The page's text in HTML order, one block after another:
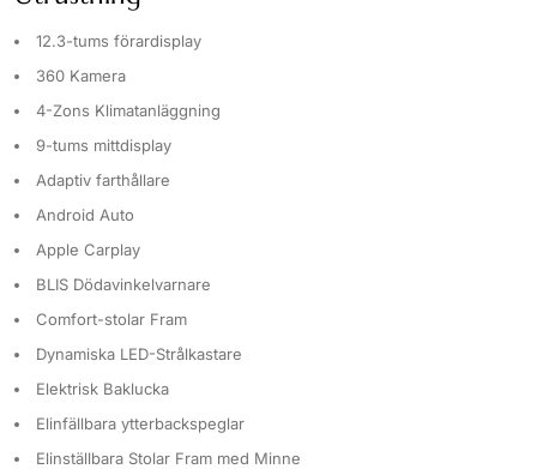
12.3-tums förardisplay
360 Kamera
4-Zons Klimatanläggning
9-tums mittdisplay
Adaptiv farthållare
Android Auto
Apple Carplay
BLIS Dödavinkelvarnare
Comfort-stolar Fram
Dynamiska LED-Strålkastare
Elektrisk Baklucka
Elinfällbara ytterbackspeglar
Elinställbara Stolar Fram med Minne